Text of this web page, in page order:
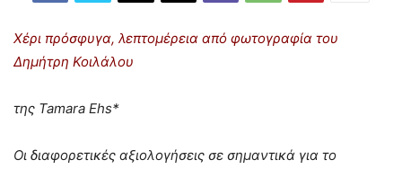
Χέρι πρόσφυγα, λεπτομέρεια από φωτογραφία του
Δημήτρη Κοιλάλου
της Tamara Ehs*
Οι διαφορετικές αξιολογήσεις σε σημαντικά για το